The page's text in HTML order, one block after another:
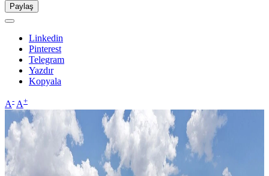
Paylaş
Linkedin
Pinterest
Telegram
Yazdır
Kopyala
A- A+